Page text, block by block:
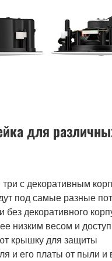
для
с декоративным
под самые разные
без декоративного
низким весом и
крышку для защиты
и его платы от пыли и